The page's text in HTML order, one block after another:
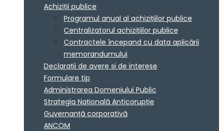
Achiziții publice
Programul anual al achizițiilor publice
Centralizatorul achizițiilor publice
Contractele începand cu data aplicării
memorandumului
Declarații de avere și de interese
Formulare tip
Administrarea Domeniului Public
Strategia Națională Anticorupție
Guvernanță corporativă
ANCOM